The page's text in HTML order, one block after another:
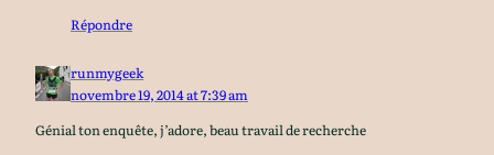
Répondre
runmygeek
novembre 19, 2014 at 7:39 am
Génial ton enquête, j’adore, beau travail de recherche